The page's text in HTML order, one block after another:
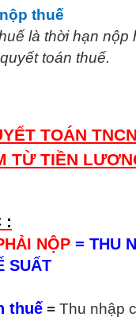
thuế
là thời hạn nộp
toán thuế.
TOÁN
TỪ TIỀN
:
NỘP = THU
SUẤT
thuế = Thu nhập